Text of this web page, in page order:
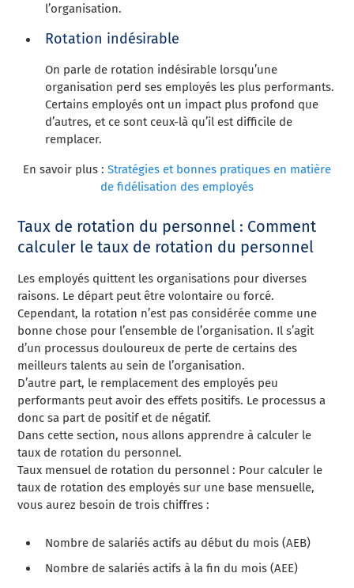
l’organisation.
Rotation indésirable
On parle de rotation indésirable lorsqu’une
organisation perd ses employés les plus performants.
Certains employés ont un impact plus profond que
d’autres, et ce sont ceux-là qu’il est difficile de
remplacer.
En savoir plus : Stratégies et bonnes pratiques en matière
de fidélisation des employés
Taux de rotation du personnel : Comment
calculer le taux de rotation du personnel
Les employés quittent les organisations pour diverses
raisons. Le départ peut être volontaire ou forcé.
Cependant, la rotation n’est pas considérée comme une
bonne chose pour l’ensemble de l’organisation. Il s’agit
d’un processus douloureux de perte de certains des
meilleurs talents au sein de l’organisation.
D’autre part, le remplacement des employés peu
performants peut avoir des effets positifs. Le processus a
donc sa part de positif et de négatif.
Dans cette section, nous allons apprendre à calculer le
taux de rotation du personnel.
Taux mensuel de rotation du personnel : Pour calculer le
taux de rotation des employés sur une base mensuelle,
vous aurez besoin de trois chiffres :
Nombre de salariés actifs au début du mois (AEB)
Nombre de salariés actifs à la fin du mois (AEE)